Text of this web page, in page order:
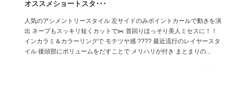
オススメショートスタ･･･
人気のアシメントリースタイル 左サイドのみポイントカールで動きを演
出 ネープもスッキリ短くカットで✂️ 首回りほっそり美人ミセスに！！
インカラミ＆カラーリングで モテツヤ感 ???? 最近流行のレイヤースタ
イル 後頭部にボリュームをだすことで メリハリが付き まとまりの...